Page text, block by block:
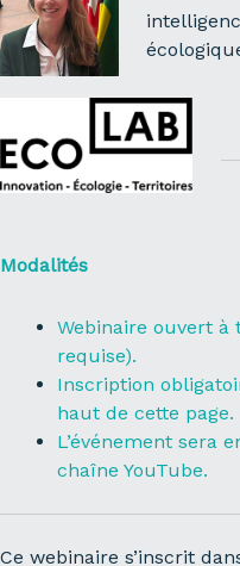
Modalités
Webinaire ouvert à
requise).
Inscription
haut de cette page.
L’événement sera
chaîne YouTube.
Ce webinaire s’inscrit